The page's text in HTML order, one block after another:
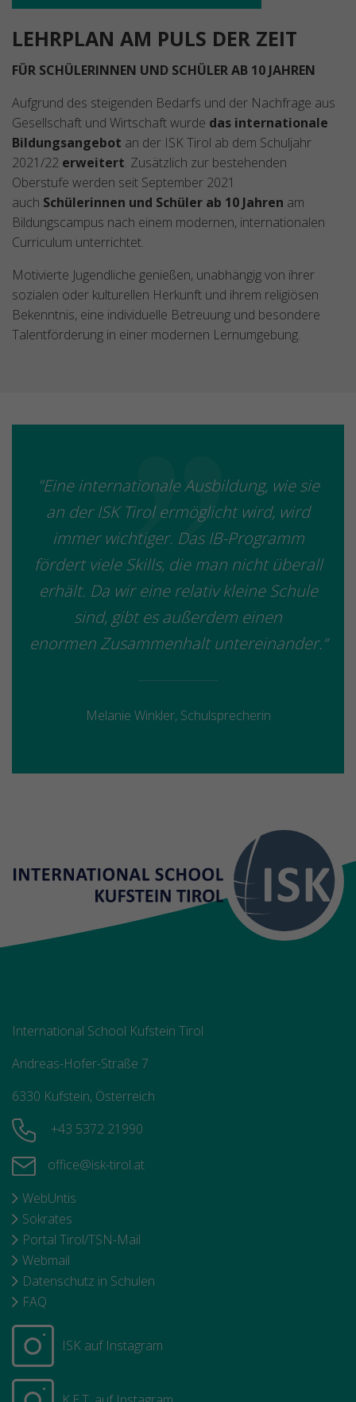
LEHRPLAN AM PULS DER ZEIT
FÜR SCHÜLERINNEN UND SCHÜLER AB 10 JAHREN
Aufgrund des steigenden Bedarfs und der Nachfrage aus
Gesellschaft und Wirtschaft wurde das internationale
Bildungsangebot an der ISK Tirol ab dem Schuljahr
2021/22 erweitert. Zusätzlich zur bestehenden
Oberstufe werden seit September 2021
auch Schülerinnen und Schüler ab 10 Jahren am
Bildungscampus nach einem modernen, internationalen
Curriculum unterrichtet.
Motivierte Jugendliche genießen, unabhängig von ihrer
sozialen oder kulturellen Herkunft und ihrem religiösen
Bekenntnis, eine individuelle Betreuung und besondere
Talentförderung in einer modernen Lernumgebung.
"Eine internationale Ausbildung, wie sie
an der ISK Tirol ermöglicht wird, wird
immer wichtiger. Das IB-Programm
fördert viele Skills, die man nicht überall
erhält. Da wir eine relativ kleine Schule
sind, gibt es außerdem einen
enormen Zusammenhalt untereinander.“
Melanie Winkler, Schulsprecherin
International School Kufstein Tirol
Andreas-Hofer-Straße 7
6330 Kufstein, Österreich
+43 5372 21990
office@isk-tirol.at
WebUntis
Sokrates
Portal Tirol/TSN-Mail
Webmail
Datenschutz in Schulen
FAQ
ISK auf Instagram